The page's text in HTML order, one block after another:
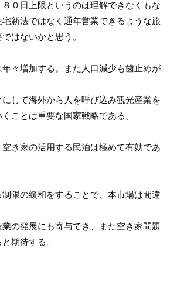
０日上限というのは理解できなくもな
新法ではなく通年営業できるような旅
はないかと思う。
々増加する。また人口減少も歯止めが
して海外から人を呼び込み観光産業を
ことは重要な国家戦略である。
き家の活用する民泊は極めて有効であ
限の緩和をすることで、本市場は間違
の発展にも寄与でき、また空き家問題
期待する。